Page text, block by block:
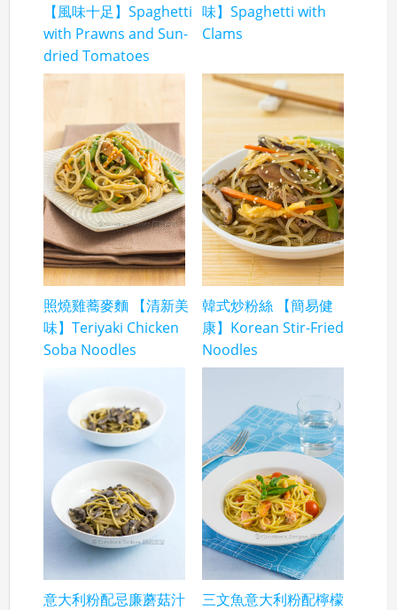
【風味十足】Spaghetti
with Prawns and Sun-
dried Tomatoes
味】Spaghetti with
Clams
照燒雞蕎麥麵 【清新美
味】Teriyaki Chicken
Soba Noodles
韓式炒粉絲 【簡易健
康】Korean Stir-Fried
Noodles
意大利粉配忌廉蘑菇汁
三文魚意大利粉配檸檬